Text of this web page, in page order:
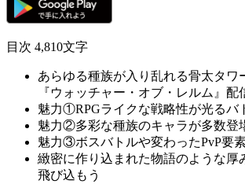
目次 4,810文字
あらゆる種族が入り乱れる骨太タワ
『ウォッチャー・オブ・レルム』配
魅力①RPGライクな戦略性が光るバ
魅力②多彩な種族のキャラが多数登
魅力③ボスバトルや変わったPvP要
緻密に作り込まれた物語のような厚
飛び込もう